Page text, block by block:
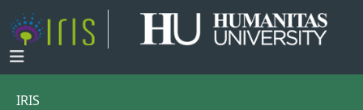
IRIS